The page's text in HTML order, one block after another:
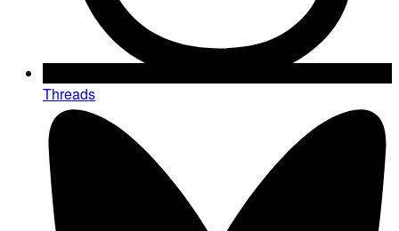
Threads